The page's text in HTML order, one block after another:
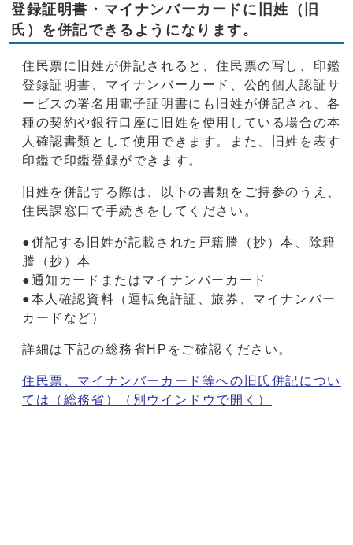
登録証明書・マイナンバーカードに旧姓（旧
氏）を併記できるようになります。
住民票に旧姓が併記されると、住民票の写し、印鑑
登録証明書、マイナンバーカード、公的個人認証サ
ービスの署名用電子証明書にも旧姓が併記され、各
種の契約や銀行口座に旧姓を使用している場合の本
人確認書類として使用できます。また、旧姓を表す
印鑑で印鑑登録ができます。
旧姓を併記する際は、以下の書類をご持参のうえ、
住民課窓口で手続きをしてください。
●併記する旧姓が記載された戸籍謄（抄）本、除籍
謄（抄）本
●通知カードまたはマイナンバーカード
●本人確認資料（運転免許証、旅券、マイナンバー
カードなど）
詳細は下記の総務省HPをご確認ください。
住民票、マイナンバーカード等への旧氏併記につい
ては（総務省）
（別ウインドウで開く）